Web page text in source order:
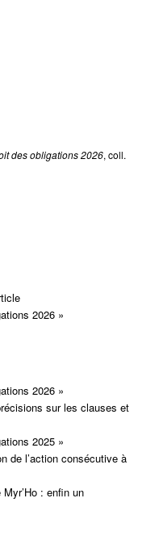
des obligations 2026, coll.
2026 »
2026 »
sur les clauses et
2025 »
de l’action consécutive à
: enfin un